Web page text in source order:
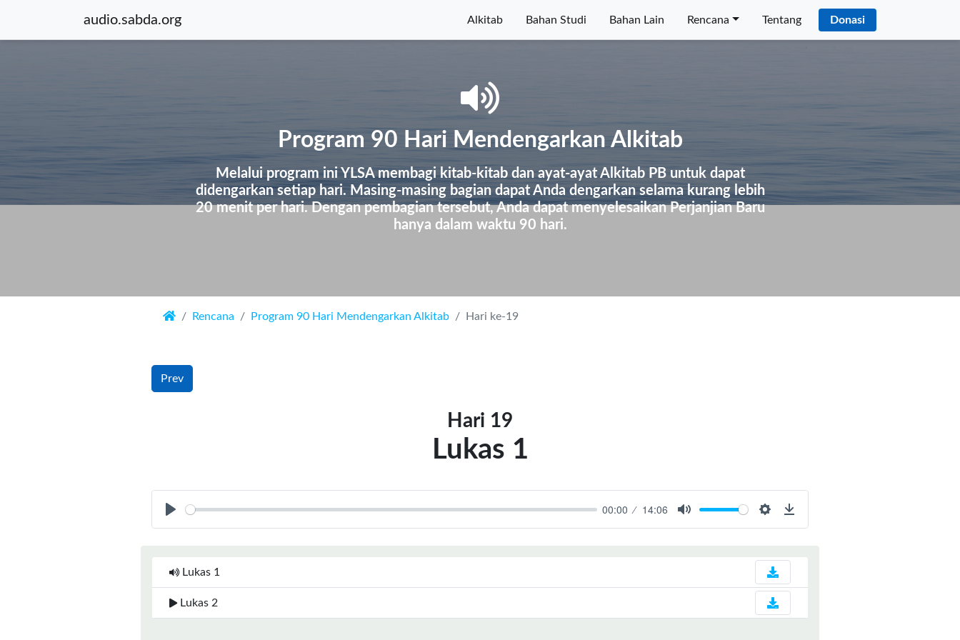
audio.sabda.org Alkitab Bahan Studi Bahan Lain Rencana Tentang Donasi
Program 90 Hari Mendengarkan Alkitab
Melalui program ini YLSA membagi kitab-kitab dan ayat-ayat Alkitab PB untuk dapat
didengarkan setiap hari. Masing-masing bagian dapat Anda dengarkan selama kurang lebih
20 menit per hari. Dengan pembagian tersebut, Anda dapat menyelesaikan Perjanjian Baru
hanya dalam waktu 90 hari.
Rencana Program 90 Hari Mendengarkan Alkitab Hari ke-19
Prev
Hari 19
Lukas 1
Play
00:00 14:06
Mute SettingsDownload
Lukas 1
Lukas 2